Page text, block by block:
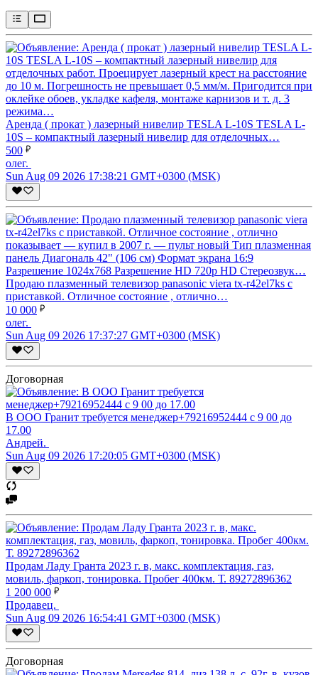
Аренда ( прокат ) лазерный нивелир TESLA L-10S TESLA L-
10S – компактный лазерный нивелир для отделочных…
500
олег.
Sun Aug 09 2026 17:38:21 GMT+0300 (MSK)
Продаю плазменный телевизор panasonic viera tx-r42el7ks с
приставкой. Отличное состояние , отлично…
10 000
олег.
Sun Aug 09 2026 17:37:27 GMT+0300 (MSK)
Договорная
В ООО Гранит требуется менеджер+79216952444 с 9 00 до
17.00
Андрей.
Sun Aug 09 2026 17:20:05 GMT+0300 (MSK)
Продам Ладу Гранта 2023 г. в, макс. комплектация, газ,
мовиль, фаркоп, тонировка. Пробег 400км. Т. 89272896362
1 200 000
Продавец.
Sun Aug 09 2026 16:54:41 GMT+0300 (MSK)
Договорная